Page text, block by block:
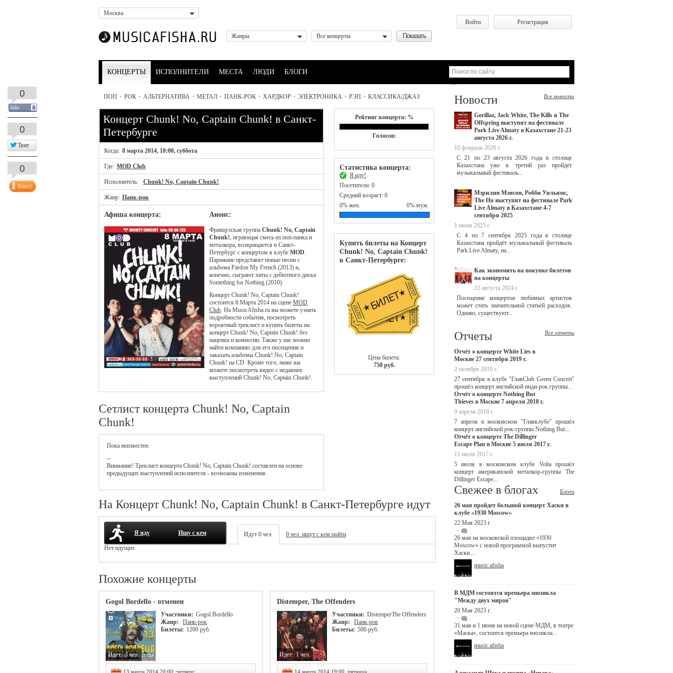
Москва
Войти
Регистрация
Жанры
Все концерты
КОНЦЕРТЫ ИСПОЛНИТЕЛИ МЕСТА ЛЮДИ БЛОГИ
ПОП • РОК • АЛЬТЕРНАТИВА • МЕТАЛ • ПАНК-РОК • ХАРДКОР • ЭЛЕКТРОНИКА • РЭП • КЛАССИКА/ДЖАЗ
Рейтинг концерта: %
Голосов:
Статистика концерта:
Я иду!
Посетители: 0
Средний возраст: 0
0% жен.
0% муж.
Купить билеты на Концерт
Chunk! No, Captain Chunk!
в Санкт-Петербурге:
Цена билета:
750 руб.
Концерт Chunk! No, Captain Chunk! в Санкт-
Петербурге
Когда: 8 марта 2014, 18:00, суббота
Где: MOD Club
Исполнитель: Chunk! No, Captain Chunk!
Жанр: Панк-рок
Афиша концерта: Анонс:
Французская группа Chunk! No, Captain
Chunk!, играющая смесь из поп-панка и
металкора, возвращается в Санкт-
Петербург с концертом в клубе MOD.
Парижане представят новые песни с
альбома Pardon My French (2013) и,
конечно, сыграют хиты с дебютного диска
Something for Nothing (2010).
Концерт Chunk! No, Captain Chunk!
состоится 8 Марта 2014 на сцене MOD
Club. На MusicAfisha.ru вы можете узнать
подробности события, посмотреть
вероятный треклист и купить билеты на
концерт Chunk! No, Captain Chunk! без
наценки и комиссии. Также у нас можно
найти компанию для его посещения и
заказать альбомы Chunk! No, Captain
Chunk! на CD. Кроме того, ниже вы
можете посмотреть видео с недавних
выступлений Chunk! No, Captain Chunk!.
Сетлист концерта Chunk! No, Captain
Chunk!
Пока неизвестен
--
Внимание! Треклист концерта Chunk! No, Captain Chunk! составлен на основе
предыдущих выступлений исполнителя - возможны изменения.
На Концерт Chunk! No, Captain Chunk! в Санкт-Петербурге идут
Я иду Ищу с кем Идут 0 чел.
0 чел. ищут с кем пойти
Нет идущих
Похожие концерты
Gogol Bordello - отменен
Участники: Gogol Bordello
Жанр:
Панк-рок
Билеты: 1200 руб.
Идет: 3 чел.
13 марта 2014 20:00, четверг
Distemper, The Offenders
Участники: DistemperThe Offenders
Жанр:
Панк-рок
Билеты: 500 руб.
Идет: 1 чел.
14 марта 2014 19:00, пятница
Новости Все новости
Gorillaz, Jack White, The Kills и The
Offspring выступят на фестивале
Park Live Almaty в Казахстане 21-23
августа 2026 г.
10 февраля 2026 г.
С 21 по 23 августа 2026 года в столице
Казахстана уже в третий раз пройдёт
музыкальный фестиваль...
Мэрилин Мэнсон, Робби Уильямс,
The Hu выступят на фестивале Park
Live Almaty в Казахстане 4-7
сентября 2025
1 июня 2025 г.
С 4 по 7 сентября 2025 года в столице
Казахстана пройдёт музыкальный фестиваль
Park Live Almaty, на...
Как экономить на покупке билетов
на концерты
22 августа 2024 г.
Посещение концертов любимых артистов
может стать значительной статьёй расходов.
Однако, существуют...
Отчеты Все отчеты
Отчёт о концерте White Lies в
Москве 27 сентября 2019 г.
2 октября 2019 г.
27 сентября в клубе "ГлавClub Green Concert"
прошёл концерт английской инди-рок группы...
Отчёт о концерте Nothing But
Thieves в Москве 7 апреля 2018 г.
9 апреля 2018 г.
7 апреля в московском "Главклубе" прошёл
концерт английской рок-группы Nothing But...
Отчёт о концерте The Dillinger
Escape Plan в Москве 5 июля 2017 г.
11 июля 2017 г.
5 июля в московском клубе Volta прошёл
концерт американской металкор-группы The
Dillinger Escape...
Свежее в блогах
Блоги
26 мая пройдет большой концерт Хаски в
клубе «1930 Moscow»
22 Мая 2023 г.
26 мая на московской площадке «1930
Moscow» с новой программой выпустит
Хаски....
music.afisha
В МДМ состоится премьера мюзикла
"Между двух миров"
20 Мая 2023 г.
31 мая и 1 июня на новой сцене МДМ, в театре
«Маска», состоится премьера мюзикла...
music.afisha
0
Лайк
0
Твит
0